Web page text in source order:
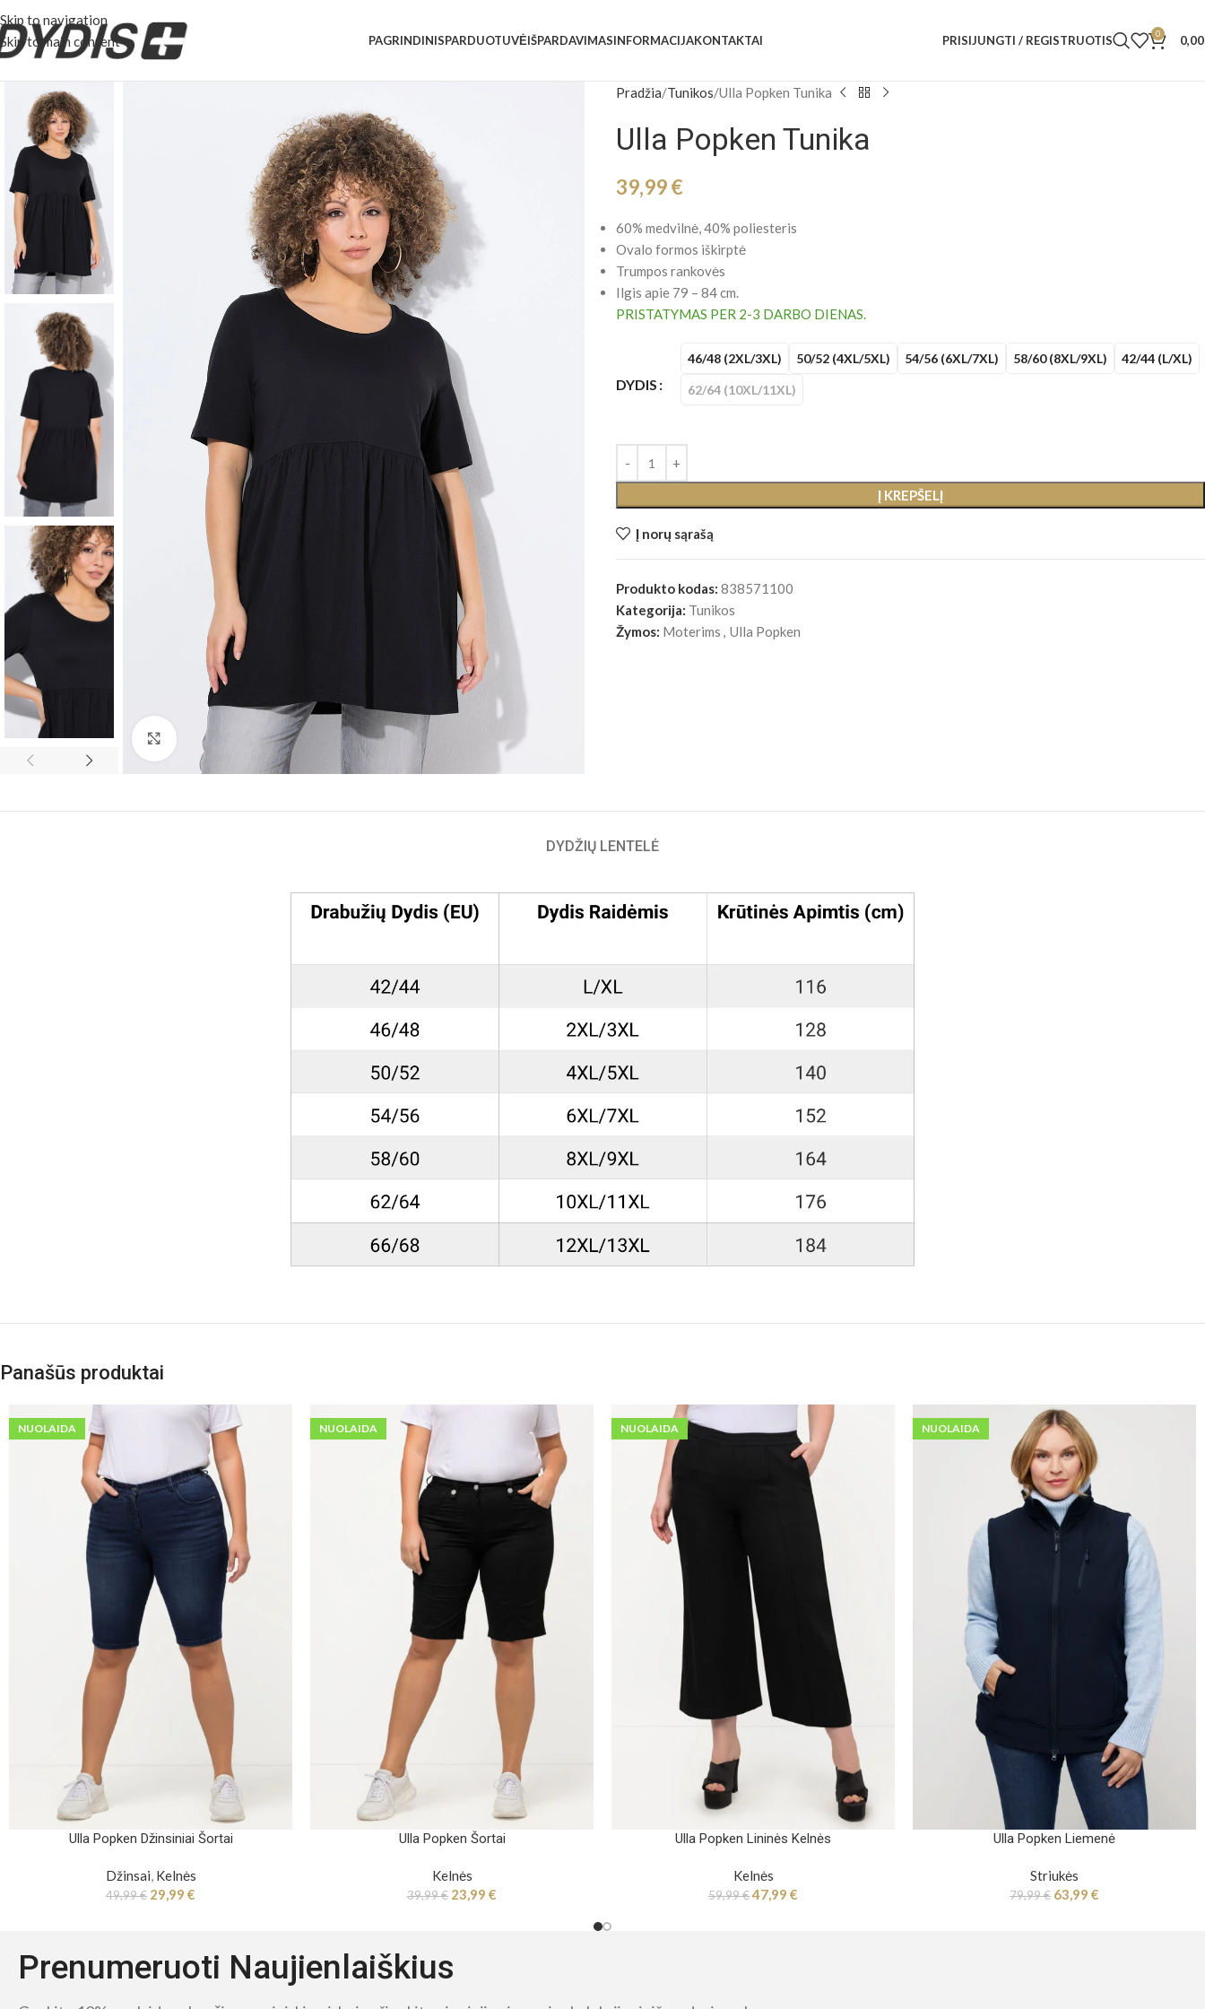
Skip to navigation
Skip to main content
PAGRINDINISPARDUOTUVĖIŠPARDAVIMASINFORMACIJAKONTAKTAI PRISIJUNGTI / REGISTRUOTIS 0
Padidinti
Pradžia Tunikos Ulla Popken Tunika
Ulla Popken Tunika
39,99€
60% medvilnė, 40% poliesteris
Ovalo formos iškirptė
Trumpos rankovės
Ilgis apie 79 – 84 cm.
PRISTATYMAS PER 2-3 DARBO DIENAS.
DYDIS
46/48 (2XL/3XL) 50/52 (4XL/5XL) 54/56 (6XL/7XL) 58/60 (8XL/9XL) 42/44 (L/XL)
62/64 (10XL/11XL)
Į KREPŠELĮ
Į norų sąrašą
Produkto kodas: 838571100
Kategorija: Tunikos
Žymos: Moterims , Ulla Popken
DYDŽIŲ LENTELĖ
Panašūs produktai
NUOLAIDA
Ulla Popken Džinsiniai Šortai
Džinsai, Kelnės
49,99€ 29,99 €
NUOLAIDA
Ulla Popken Šortai
Kelnės
39,99€ 23,99 €
NUOLAIDA
Ulla Popken Lininės Kelnės
Kelnės
59,99€47,99 €
NUOLAIDA
Ulla Popken Liemenė
Striukės
79,99€ 63,99 €
Prenumeruoti Naujienlaiškius